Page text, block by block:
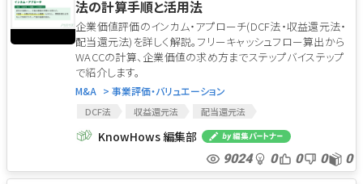
法の計算手順と活用法
企業価値評価のインカム・アプローチ(DCF法・収益還元法・
配当還元法)を詳しく解説。フリーキャッシュフロー算出から
WACCの計算、企業価値の求め方までステップバイステップ
で紹介します。
M&A > 事業評価・バリュエーション
DCF法 収益還元法
配当還元法
フリーキャッシュフロー
WACC FCFF
NOPLAT
企業価値評価
バリュエーション
加重資本コスト
KnowHows 編集部
9024 0 0 0 0